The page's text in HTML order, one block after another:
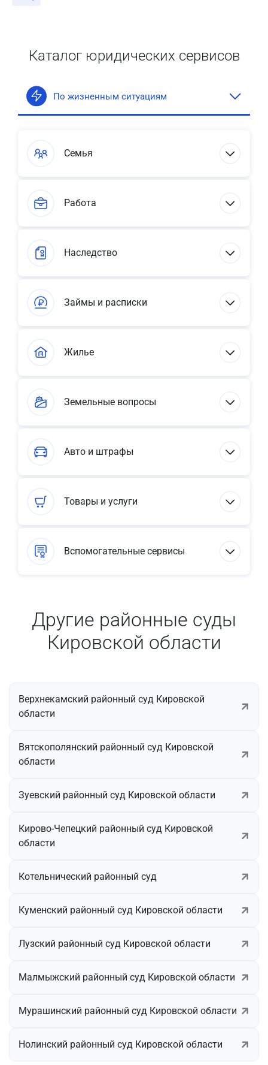
Каталог юридических сервисов
По жизненным ситуациям
Семья
Работа
Наследство
Займы и расписки
Жилье
Земельные вопросы
Авто и штрафы
Товары и услуги
Вспомогательные сервисы
Другие районные суды
Кировской области
Верхнекамский районный суд Кировской
области
Вятскополянский районный суд Кировской
области
Зуевский районный суд Кировской области
Кирово-Чепецкий районный суд Кировской
области
Котельнический районный суд
Куменский районный суд Кировской области
Лузский районный суд Кировской области
Малмыжский районный суд Кировской области
Мурашинский районный суд Кировской области
Нолинский районный суд Кировской области